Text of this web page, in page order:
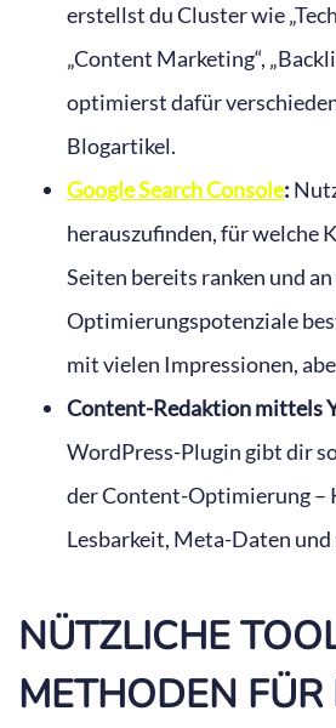
erstellst du Cluster wie
„Content Marketing“,
optimierst dafür
Blogartikel.
Google Search Console:
herauszufinden, für welche
Seiten bereits ranken und
Optimierungspotenziale
mit vielen Impressionen,
Content-Redaktion mittels
WordPress-Plugin gibt dir
der Content-Optimierung –
Lesbarkeit, Meta-Daten und
NÜTZLICHE
METHODEN FÜR